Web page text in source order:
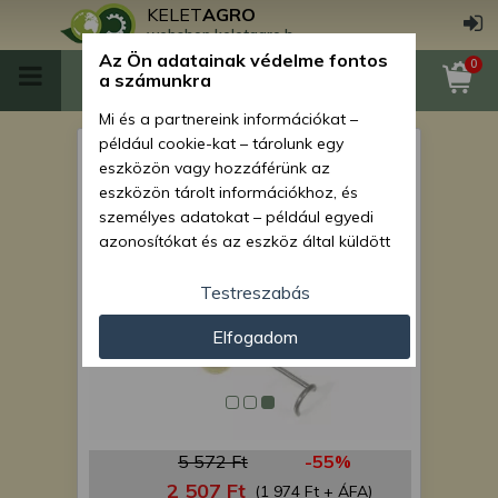
KELETAGRO
webshop.keletagro.hu
0
rugó 7150
5 572 Ft -55%
2 507 Ft (1 974 Ft + ÁFA)
Az Ön adatainak védelme fontos
a számunkra
Mi és a partnereink információkat –
például cookie-kat – tárolunk egy
eszközön vagy hozzáférünk az
eszközön tárolt információkhoz, és
személyes adatokat – például egyedi
azonosítókat és az eszköz által küldött
személyre szabott hirdetések és
tartalom nyújtásához, hirdetés- és
tartalomméréshez, nézettségi adatok
gyűjtéséhez, valamint termékek
kifejlesztéséhez és a termékek
javításához. Az Ön engedélyével mi és a
módszerrel szerzett pontos geolokációs
adatokat és azonosítási információkat
Testreszabás
Elfogadom